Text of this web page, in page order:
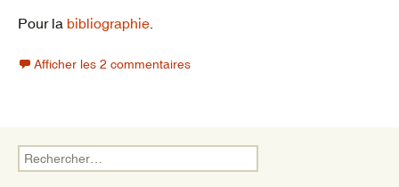
Pour la bibliographie
Afficher les 2 commentaires
Rechercher :